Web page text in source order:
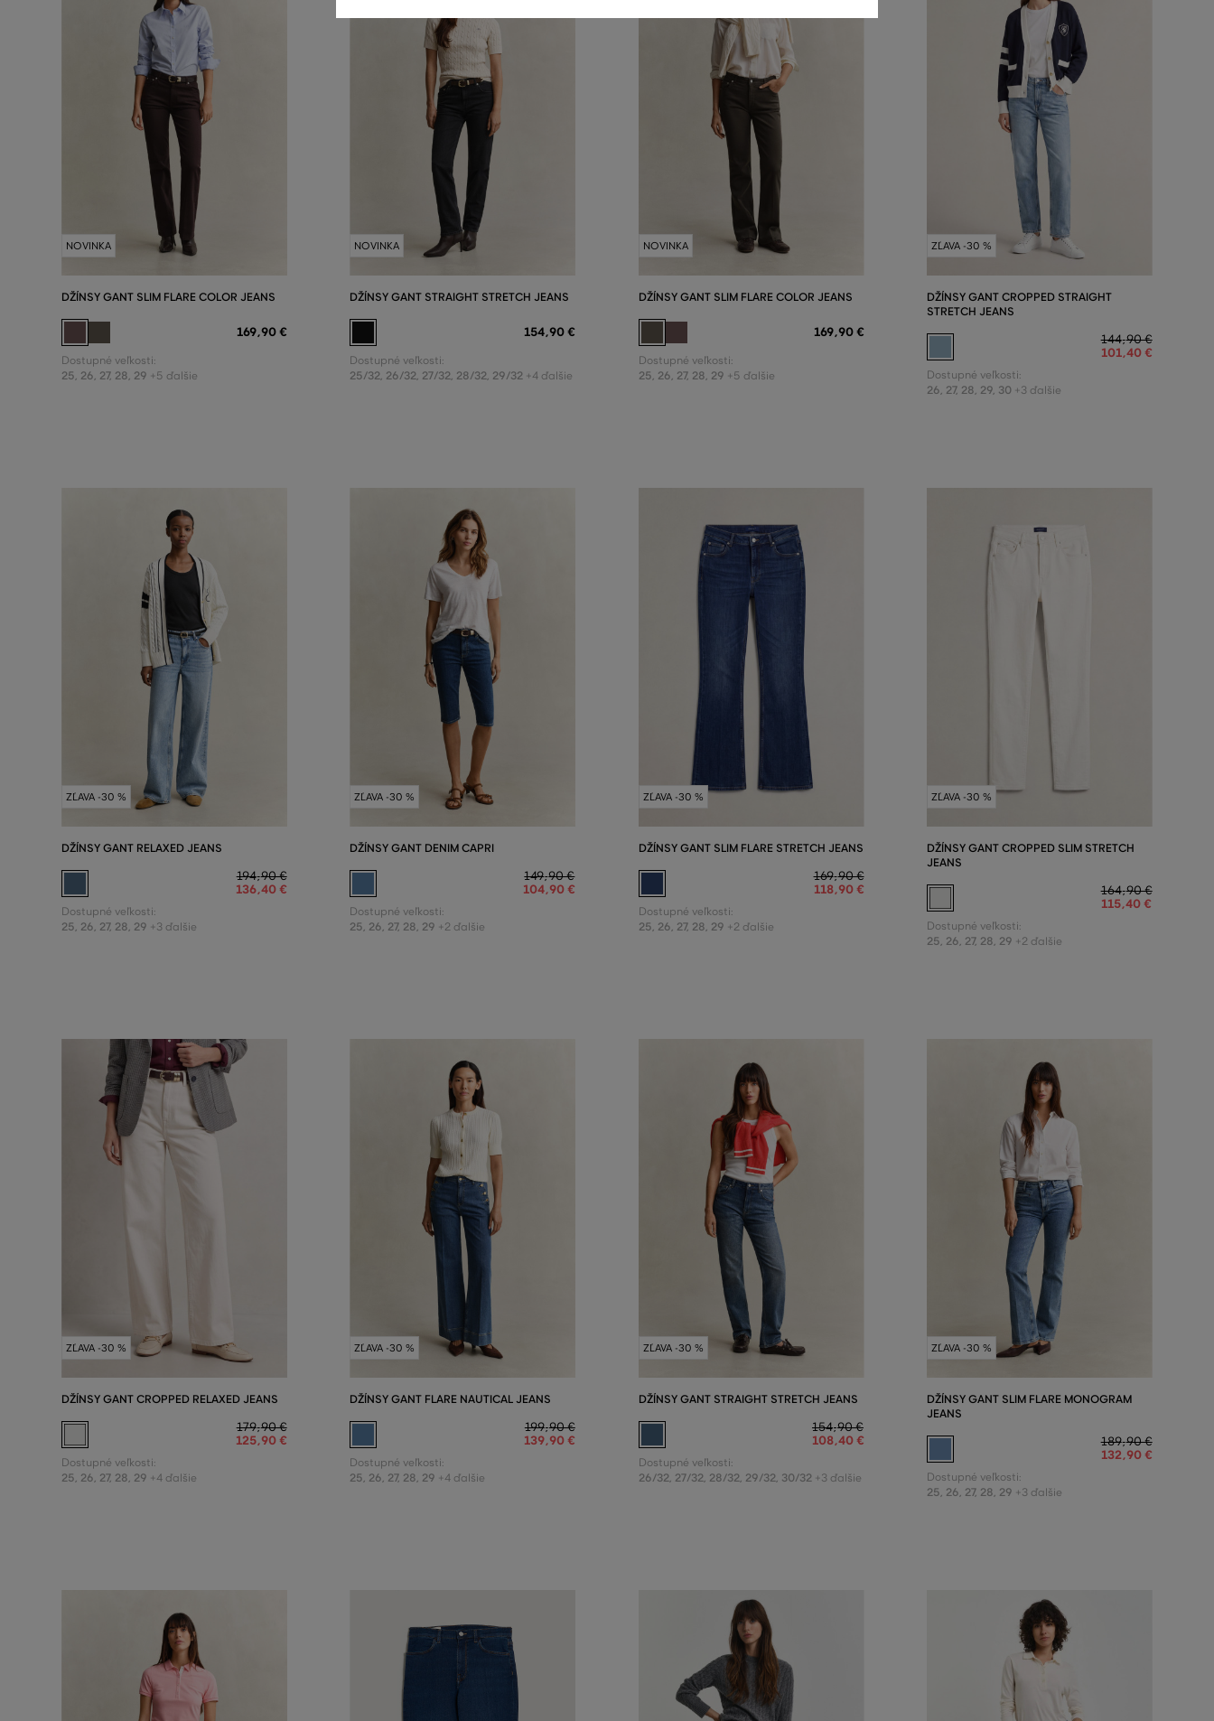
NOVINKA
DŽÍNSY GANT SLIM FLARE COLOR JEANS
169,90 €
Dostupné veľkosti:
25, 26, 27, 28, 29 +5 ďalšie
NOVINKA
DŽÍNSY GANT STRAIGHT STRETCH JEANS
154,90 €
Dostupné veľkosti:
25/32, 26/32, 27/32, 28/32, 29/32 +4 ďalšie
NOVINKA
DŽÍNSY GANT SLIM FLARE COLOR JEANS
169,90 €
Dostupné veľkosti:
25, 26, 27, 28, 29 +5 ďalšie
ZĽAVA -30 %
DŽÍNSY GANT CROPPED STRAIGHT
STRETCH JEANS
144,90 €
101,40 €
Dostupné veľkosti:
26, 27, 28, 29, 30 +3 ďalšie
ZĽAVA -30 %
DŽÍNSY GANT RELAXED JEANS
194,90 €
136,40 €
Dostupné veľkosti:
25, 26, 27, 28, 29 +3 ďalšie
ZĽAVA -30 %
DŽÍNSY GANT DENIM CAPRI
149,90 €
104,90 €
Dostupné veľkosti:
25, 26, 27, 28, 29 +2 ďalšie
ZĽAVA -30 %
DŽÍNSY GANT SLIM FLARE STRETCH JEANS
169,90 €
118,90 €
Dostupné veľkosti:
25, 26, 27, 28, 29 +2 ďalšie
ZĽAVA -30 %
DŽÍNSY GANT CROPPED SLIM STRETCH
JEANS
164,90 €
115,40 €
Dostupné veľkosti:
25, 26, 27, 28, 29 +2 ďalšie
ZĽAVA -30 %
DŽÍNSY GANT CROPPED RELAXED JEANS
179,90 €
125,90 €
Dostupné veľkosti:
25, 26, 27, 28, 29 +4 ďalšie
ZĽAVA -30 %
DŽÍNSY GANT FLARE NAUTICAL JEANS
199,90 €
139,90 €
Dostupné veľkosti:
25, 26, 27, 28, 29 +4 ďalšie
ZĽAVA -30 %
DŽÍNSY GANT STRAIGHT STRETCH JEANS
154,90 €
108,40 €
Dostupné veľkosti:
26/32, 27/32, 28/32, 29/32, 30/32 +3 ďalšie
ZĽAVA -30 %
DŽÍNSY GANT SLIM FLARE MONOGRAM
JEANS
189,90 €
132,90 €
Dostupné veľkosti:
25, 26, 27, 28, 29 +3 ďalšie